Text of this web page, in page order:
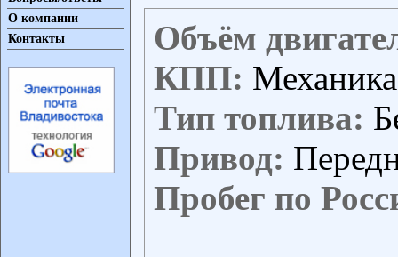
О компании
Контакты
Объём
КПП: Механика
Тип топлива:
Привод:
Пробег по